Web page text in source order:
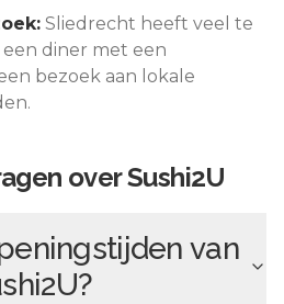
Sliedrecht heeft veel te
een diner met een
bezoek aan lokale
overSushi2U
van
?